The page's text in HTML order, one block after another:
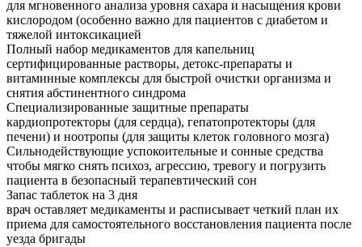
для мгновенного анализа уровня сахара и насыщения крови
кислородом (особенно важно для пациентов с диабетом и
тяжелой интоксикацией
Полный набор медикаментов для капельниц
сертифицированные растворы, детокс-препараты и
витаминные комплексы для быстрой очистки организма и
снятия абстинентного синдрома
Специализированные защитные препараты
кардиопротекторы (для сердца), гепатопротекторы (для
печени) и ноотропы (для защиты клеток головного мозга)
Сильнодействующие успокоительные и сонные средства
чтобы мягко снять психоз, агрессию, тревогу и погрузить
пациента в безопасный терапевтический сон
Запас таблеток на 3 дня
врач оставляет медикаменты и расписывает четкий план их
приема для самостоятельного восстановления пациента после
уезда бригады